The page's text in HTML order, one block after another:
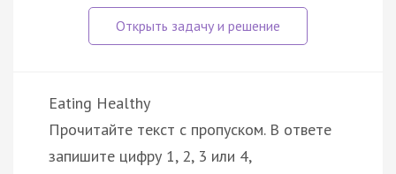
Eating Healthy
Прочитайте текст с пропуском. В ответе
запишите цифру 1, 2, 3 или 4,